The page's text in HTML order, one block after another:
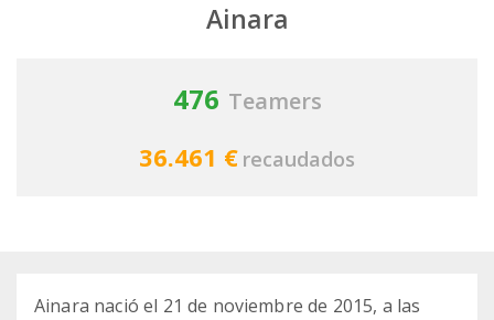
Ainara
476 Teamers
36.461 € recaudados
Ainara nació el 21 de noviembre de 2015, a las